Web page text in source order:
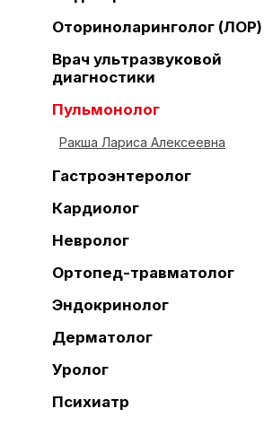
Оториноларинголог (ЛОР)
Врач ультразвуковой
диагностики
Пульмонолог
Ракша Лариса Алексеевна
Гастроэнтеролог
Кардиолог
Невролог
Ортопед-травматолог
Эндокринолог
Дерматолог
Уролог
Психиатр